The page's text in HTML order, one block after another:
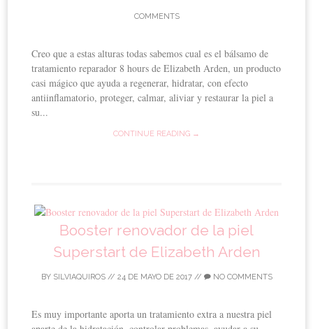
COMMENTS
Creo que a estas alturas todas sabemos cual es el bálsamo de
tratamiento reparador 8 hours de Elizabeth Arden, un producto
casi mágico que ayuda a regenerar, hidratar, con efecto
antiinflamatorio, proteger, calmar, aliviar y restaurar la piel a
su...
CONTINUE READING →
Booster renovador de la piel
Superstart de Elizabeth Arden
BY SILVIAQUIROS// 24 DE MAYO DE 2017// NO COMMENTS
Es muy importante aporta un tratamiento extra a nuestra piel